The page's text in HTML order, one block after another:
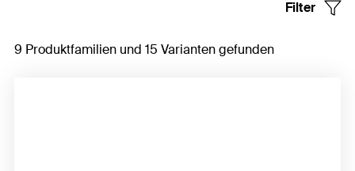
Filter
9 Produktfamilien und 15 Varianten gefunden